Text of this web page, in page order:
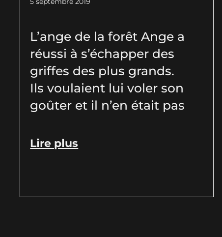
L’ange de la forêt Ange a
réussi à s’échapper des
griffes des plus grands.
Ils voulaient lui voler son
goûter et il n’en était pas
Lire plus